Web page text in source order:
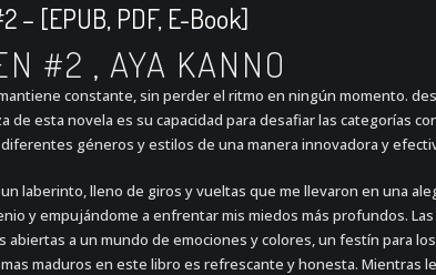
– [EPUB, PDF, E-Book]
#2 , AYA KANNO
constante, sin perder el ritmo en ningún momento.
de esta novela es su capacidad para desafiar las categorías
géneros y estilos de una manera innovadora y
laberinto, lleno de giros y vueltas que me llevaron en una
y empujándome a enfrentar mis miedos más profundos.
abiertas a un mundo de emociones y colores, un festín para
maduros en este libro es refrescante y honesta. Mientras